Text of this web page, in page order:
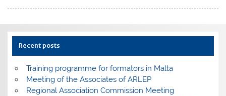
Recent posts
Training programme for formators in Malta
Meeting of the Associates of ARLEP
Regional Association Commission Meeting